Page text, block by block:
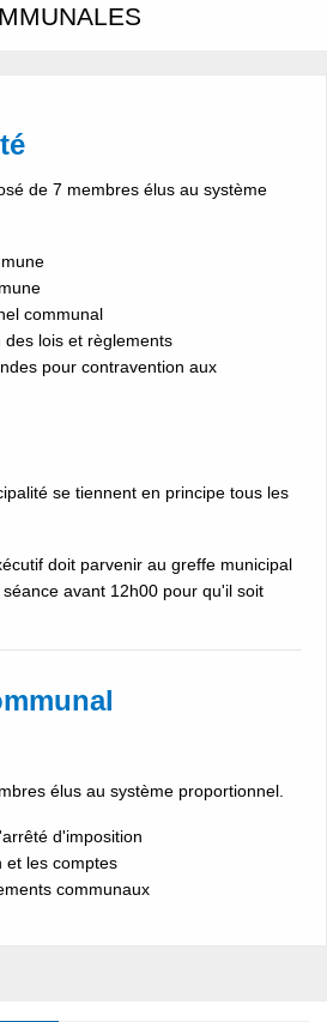
de 7 membres élus au système
communal
des lois et règlements
pour contravention aux
se tiennent en principe tous les
doit parvenir au greffe municipal
avant 12h00 pour qu'il soit
élus au système proportionnel.
d'imposition
et les comptes
communaux